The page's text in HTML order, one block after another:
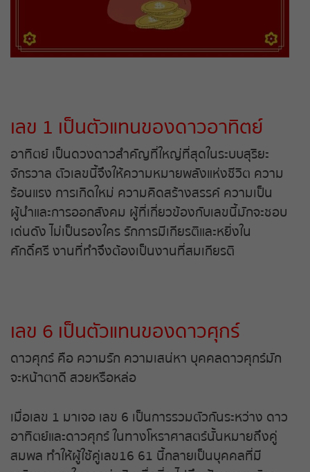
หวยหุ้นไทย เย็น
หวยหุ้นนิเคอิ บ่าย
หวยหุ้นฮั่งเส็ง เช้า
หวยหุ้นฮั่งเส็ง บ่าย
หวยหุ้นจีน เช้า
หวยหุ้นไต้หวัน
หวยหุ้นสิงคโปร์
หวยหุ้นเยอรมัน
เลข 1 เป็นตัวแทนของดาวอาทิตย์
อาทิตย์ เป็นดวงดาวสำคัญที่ใหญ่ที่สุดในระบบสุริยะ
จักรวาล ตัวเลขนี้จึงให้ความหมายพลังแห่งชีวิต ความ
ร้อนแรง การเกิดใหม่ ความคิดสร้างสรรค์ ความเป็น
ผู้นำและการออกสังคม ผู้ที่เกี่ยวข้องกับเลขนี้มักจะชอบ
เด่นดัง ไม่เป็นรองใคร รักการมีเกียรติและหยิ่งใน
ศักดิ์ศรี งานที่ทำจึงต้องเป็นงานที่สมเกียรติ
เลข 6 เป็นตัวแทนของดาวศุกร์
ดาวศุกร์ คือ ความรัก ความเสน่หา บุคคลดาวศุกร์มัก
จะหน้าตาดี สวยหรือหล่อ
เมื่อเลข 1 มาเจอ เลข 6 เป็นการรวมตัวกันระหว่าง ดาว
อาทิตย์และดาวศุกร์ ในทางโหราศาสตร์นั้นหมายถึงคู่
สมพล ทำให้ผู้ใช้คู่เลข16 61 นี้กลายเป็นบุคคลที่มี